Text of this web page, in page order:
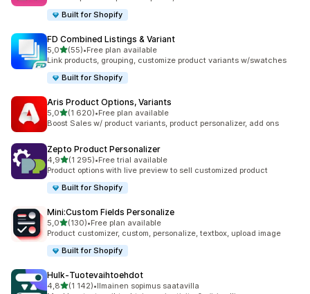
Built for Shopify
FD Combined Listings & Variant
5,0/ 5 tähteä
(55)
55 arvostelua yhteensä
•Free plan available
Link products, grouping, customize product variants w/swatches
Built for Shopify
Aris Product Options, Variants
5,0/ 5 tähteä
(1 620)
1620 arvostelua yhteensä
•Free plan available
Boost Sales w/ product variants, product personalizer, add ons
Zepto Product Personalizer
4,9/ 5 tähteä
(1 295)
1295 arvostelua yhteensä
•Free trial available
Product options with live preview to sell customized product
Built for Shopify
Mini:Custom Fields Personalize
5,0/ 5 tähteä
(130)
130 arvostelua yhteensä
•Free plan available
Product customizer, custom, personalize, textbox, upload image
Built for Shopify
Hulk‑Tuotevaihtoehdot
4,8/ 5 tähteä
(1 142)
1142 arvostelua yhteensä
•Ilmainen sopimus saatavilla